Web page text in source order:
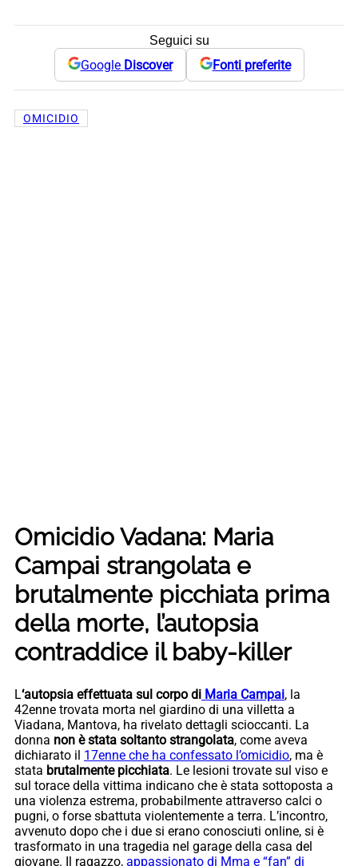
Seguici su
Google Discover Fonti preferite
OMICIDIO
Omicidio Vadana: Maria
Campai strangolata e
brutalmente picchiata prima
della morte, l’autopsia
contraddice il baby-killer
L‘autopsia effettuata sul corpo di Maria Campai, la
42enne trovata morta nel giardino di una villetta a
Viadana, Mantova, ha rivelato dettagli scioccanti. La
donna non è stata soltanto strangolata, come aveva
dichiarato il 17enne che ha confessato l’omicidio, ma è
stata brutalmente picchiata. Le lesioni trovate sul viso e
sul torace della vittima indicano che è stata sottoposta a
una violenza estrema, probabilmente attraverso calci o
pugni, o forse sbattuta violentemente a terra. L’incontro,
avvenuto dopo che i due si erano conosciuti online, si è
trasformato in una tragedia nel garage della casa del
giovane. Il ragazzo, appassionato di Mma e “fan” di